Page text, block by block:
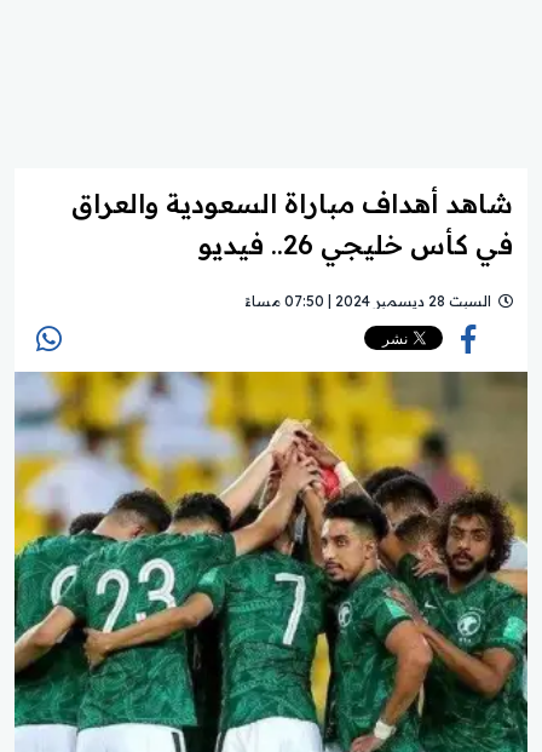
شاهد أهداف مباراة السعودية والعراق
في كأس خليجي 26.. فيديو
السبت 28 ديسمبر 2024 | 07:50 مساءً